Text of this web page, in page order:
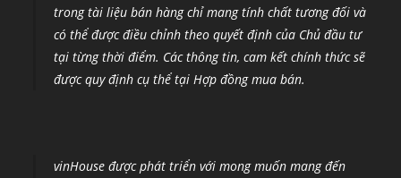
trong tài liệu bán hàng chỉ mang tính chất tương đối và
có thể được điều chỉnh theo quyết định của Chủ đầu tư
tại từng thời điểm. Các thông tin, cam kết chính thức sẽ
được quy định cụ thể tại Hợp đồng mua bán.
vinHouse được phát triển với mong muốn mang đến